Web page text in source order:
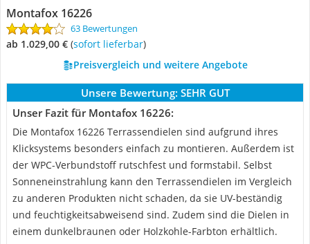
Montafox 16226
63 Bewertungen
ab 1.029,00 € ( Sofort lieferbar)
Preisvergleich und weitere Angebote
Unsere Bewertung: SEHR GUT
Unser Fazit für Montafox 16226:
Die Montafox 16226 Terrassendielen sind aufgrund ihres
Klicksystems besonders einfach zu montieren. Außerdem ist
der WPC-Verbundstoff rutschfest und formstabil. Selbst
Sonneneinstrahlung kann den Terrassendielen im Vergleich
zu anderen Produkten nicht schaden, da sie UV-beständig
und feuchtigkeitsabweisend sind. Zudem sind die Dielen in
einem dunkelbraunen oder Holzkohle-Farbton erhältlich.